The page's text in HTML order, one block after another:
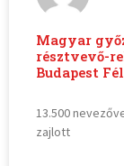
Magyar
résztvevő-
Budapest
13.500
zajlott